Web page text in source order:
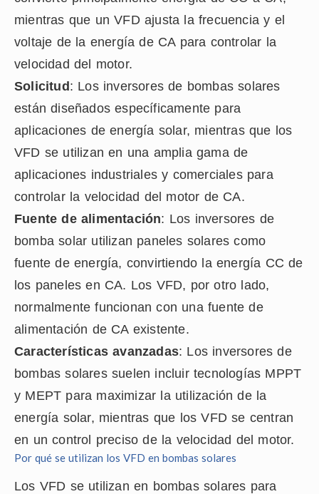
mientras que un VFD ajusta la frecuencia y el
voltaje de la energía de CA para controlar la
velocidad del motor.
Solicitud : Los inversores de bombas solares
están diseñados específicamente para
aplicaciones de energía solar, mientras que los
VFD se utilizan en una amplia gama de
aplicaciones industriales y comerciales para
controlar la velocidad del motor de CA.
Fuente de alimentación: Los inversores de
bomba solar utilizan paneles solares como
fuente de energía, convirtiendo la energía CC de
los paneles en CA. Los VFD, por otro lado,
normalmente funcionan con una fuente de
alimentación de CA existente.
Características avanzadas: Los inversores de
bombas solares suelen incluir tecnologías MPPT
y MEPT para maximizar la utilización de la
energía solar, mientras que los VFD se centran
en un control preciso de la velocidad del motor.
Por qué se utilizan los VFD en bombas solares
Los VFD se utilizan en bombas solares para